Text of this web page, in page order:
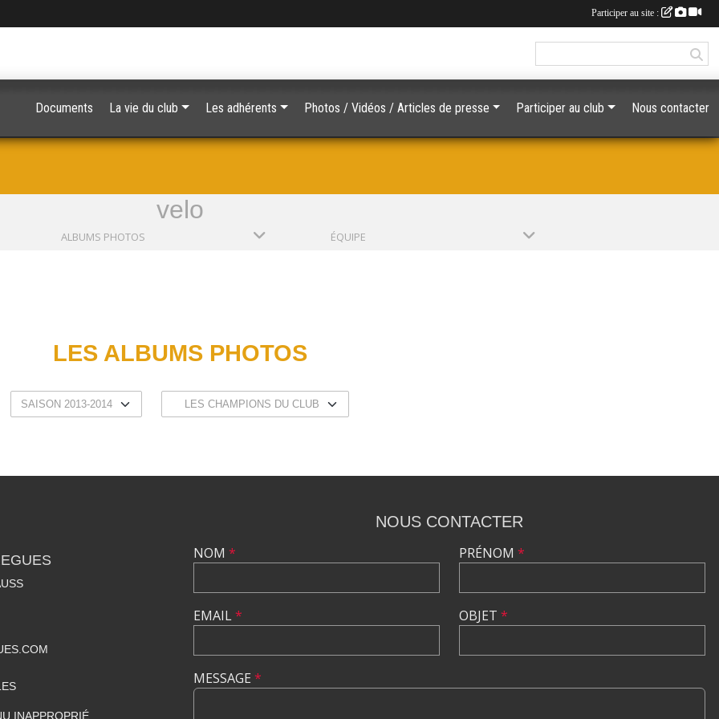
velo
ALBUMS PHOTOS ÉQUIPE
LES ALBUMS PHOTOS
Documents La vie du club Les adhérents Photos / Vidéos / Articles de presse Participer au club Nous contacter
INAPPROPRIÉ
NOUS CONTACTER
NOM *
EMAIL*
PRÉNOM *
OBJET *
MESSAGE *
Participer au site :